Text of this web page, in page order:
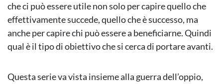
che ci può essere utile non solo per capire quello che
effettivamente succede, quello che è successo, ma
anche per capire chi può essere a beneficiarne. Quindi
qual è il tipo di obiettivo che si cerca di portare avanti.
Questa serie va vista insieme alla guerra dell’oppio,